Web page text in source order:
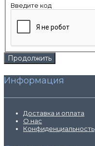
Введите код
Продолжить
Информация
Доставка и оплата
О нас
Конфиденциальность